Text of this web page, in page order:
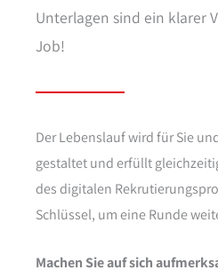
Unterlagen sind ein klarer
Job!
Der Lebenslauf wird für Sie
gestaltet und erfüllt
des digitalen
Schlüssel, um eine Runde
Machen Sie auf sich